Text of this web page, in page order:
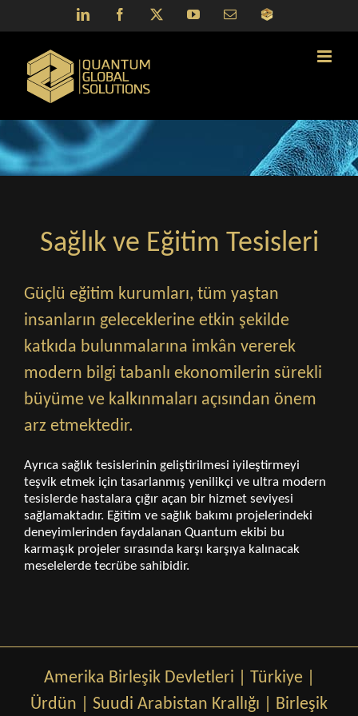
LinkedIn Facebook YouTubeEmailQGS
Sağlık ve Eğitim Tesisleri
Güçlü eğitim kurumları, tüm yaştan
insanların geleceklerine etkin şekilde
katkıda bulunmalarına imkân vererek
modern bilgi tabanlı ekonomilerin sürekli
büyüme ve kalkınmaları açısından önem
arz etmektedir.
Ayrıca sağlık tesislerinin geliştirilmesi iyileştirmeyi
teşvik etmek için tasarlanmış yenilikçi ve ultra modern
tesislerde hastalara çığır açan bir hizmet seviyesi
sağlamaktadır. Eğitim ve sağlık bakımı projelerindeki
deneyimlerinden faydalanan Quantum ekibi bu
karmaşık projeler sırasında karşı karşıya kalınacak
meselelerde tecrübe sahibidir.
Amerika Birleşik Devletleri Türkiye|
Ürdün
Suudi Arabistan Krallığı Birleşik